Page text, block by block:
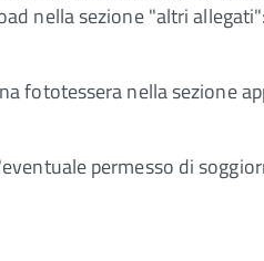
nella sezione "altri allegati":
fototessera nella sezione
permesso di